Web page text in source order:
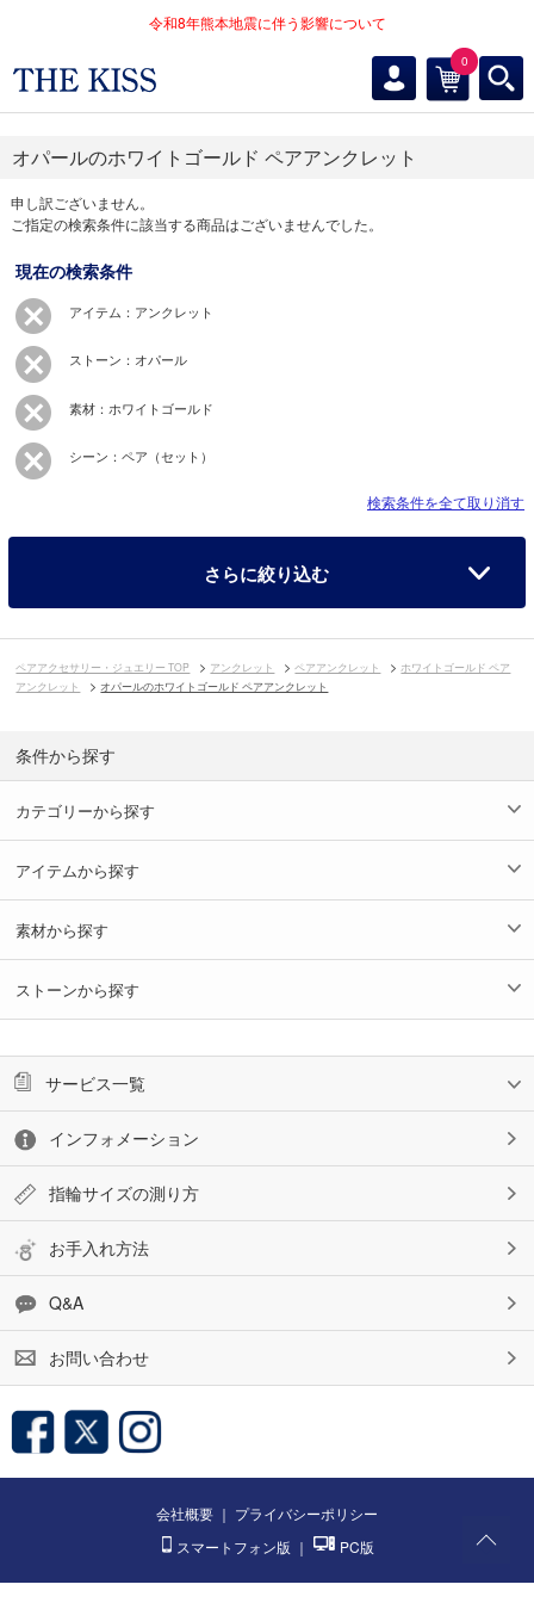
令和8年熊本地震に伴う影響について
0
オパールのホワイトゴールド ペアアンクレット
申し訳ございません。
ご指定の検索条件に該当する商品はございませんでした。
現在の検索条件
アイテム：アンクレット
ストーン：オパール
素材：ホワイトゴールド
シーン：ペア（セット）
検索条件を全て取り消す
さらに絞り込む
ペアアクセサリー・ジュエリー TOP アンクレット ペアアンクレット
ホワイトゴールド ペア
アンクレット
オパールのホワイトゴールド ペアアンクレット
条件から探す
カテゴリーから探す
アイテムから探す
素材から探す
ストーンから探す
サービス一覧
インフォメーション
指輪サイズの測り方
お手入れ方法
Q&A
お問い合わせ
会社概要 ｜ プライバシーポリシー
スマートフォン版 ｜ PC版